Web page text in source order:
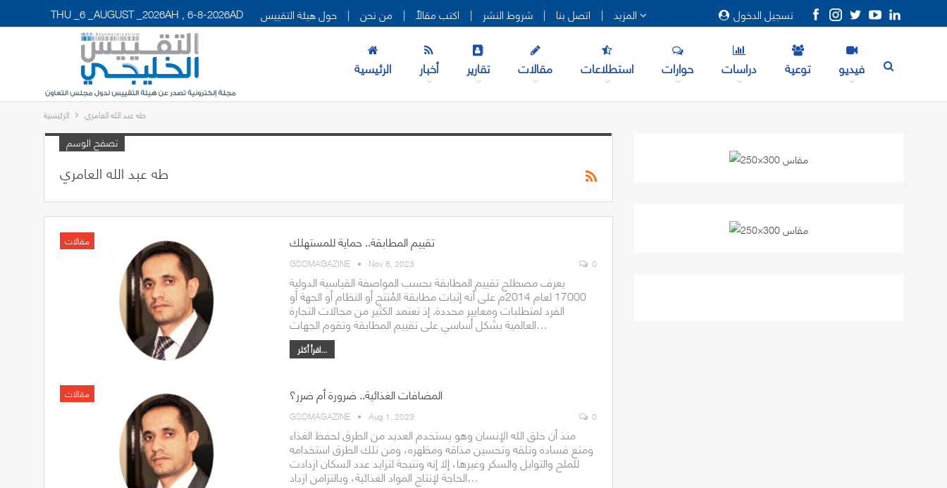
تسجيل الدخول THU _6 _AUGUST _2026AH , 6-8-2026AD حول هيئة التقييس | من نحن | اكتب مقالاً | شروط النشر | اتصل بنا |
الرئيسية أخبار تقارير مقالات استطلاعات حوارات دراسات توعية فيديو
الرئيسية طه عبد الله العامري
تصفح الوسم
طه عبد الله العامري
مقالات تقييم المطابقة.. حماية للمستهلك
GSOMAGAZINE Nov 8, 2023 0
يعرف مصطلح تقييم المطابقة بحسب المواصفة القياسية الدولية
17000 لعام 2014م على أنه إثبات مطابقة المُنتج أو النظام أو الجهة أو
الفرد لمتطلبات ومعايير محددة. إذ تعتمد الكثير من مجالات التجارة
العالمية بشكل أساسي على تقييم المطابقة وتقوم الجهات…
اقرأ أكثر...
مقالات المضافات الغذائية.. ضرورة أم ضرر؟
GSOMAGAZINE Aug 1, 2023 0
منذ أن خلق الله الإنسان وهو يستخدم العديد من الطرق لحفظ الغذاء
ومنع فساده وتلفه وتحسين مذاقه ومظهره، ومن تلك الطرق استخدامه
للملح والتوابل والسكر وغيرها، إلا إنه ونتيجة لتزايد عدد السكان ازدادت
الحاجة لإنتاج المواد الغذائية، وبالتزامن ازداد…